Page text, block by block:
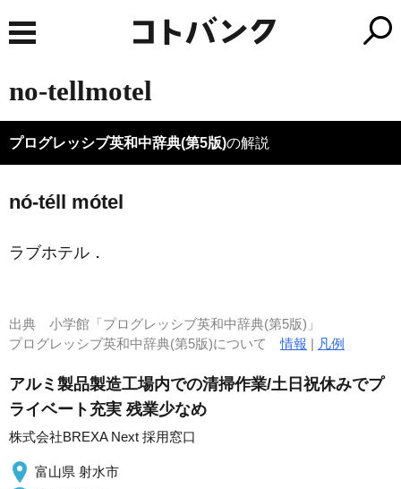
no-tellmotel
プログレッシブ英和中辞典(第5版)の解説
nó-téll mótel
ラブホテル ．
出典 小学館「プログレッシブ英和中辞典(第5版)」
プログレッシブ英和中辞典(第5版)について情報 | 凡例
アルミ製品製造工場内での清掃作業/土日祝休みでプ
ライベート充実 残業少なめ
株式会社BREXA Next 採用窓口
富山県 射水市